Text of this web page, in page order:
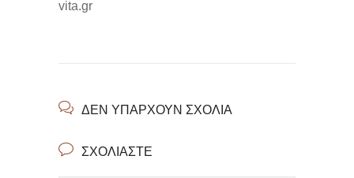
vita.gr
ΔΕΝ ΥΠΆΡΧΟΥΝ ΣΧΌΛΙΑ
ΣΧΟΛΙΆΣΤΕ